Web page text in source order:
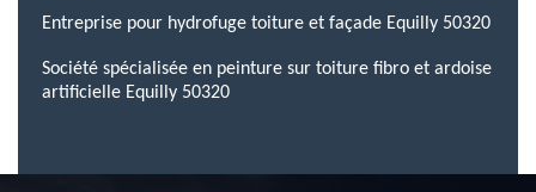
Entreprise pour hydrofuge toiture et façade Equilly 50320
Société spécialisée en peinture sur toiture fibro et ardoise
artificielle Equilly 50320